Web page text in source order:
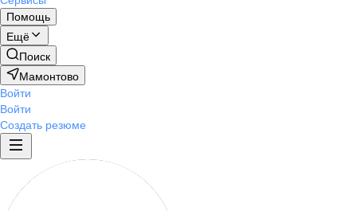
Помощь
Ещё
Поиск
Мамонтово
Войти
Войти
Создать резюме